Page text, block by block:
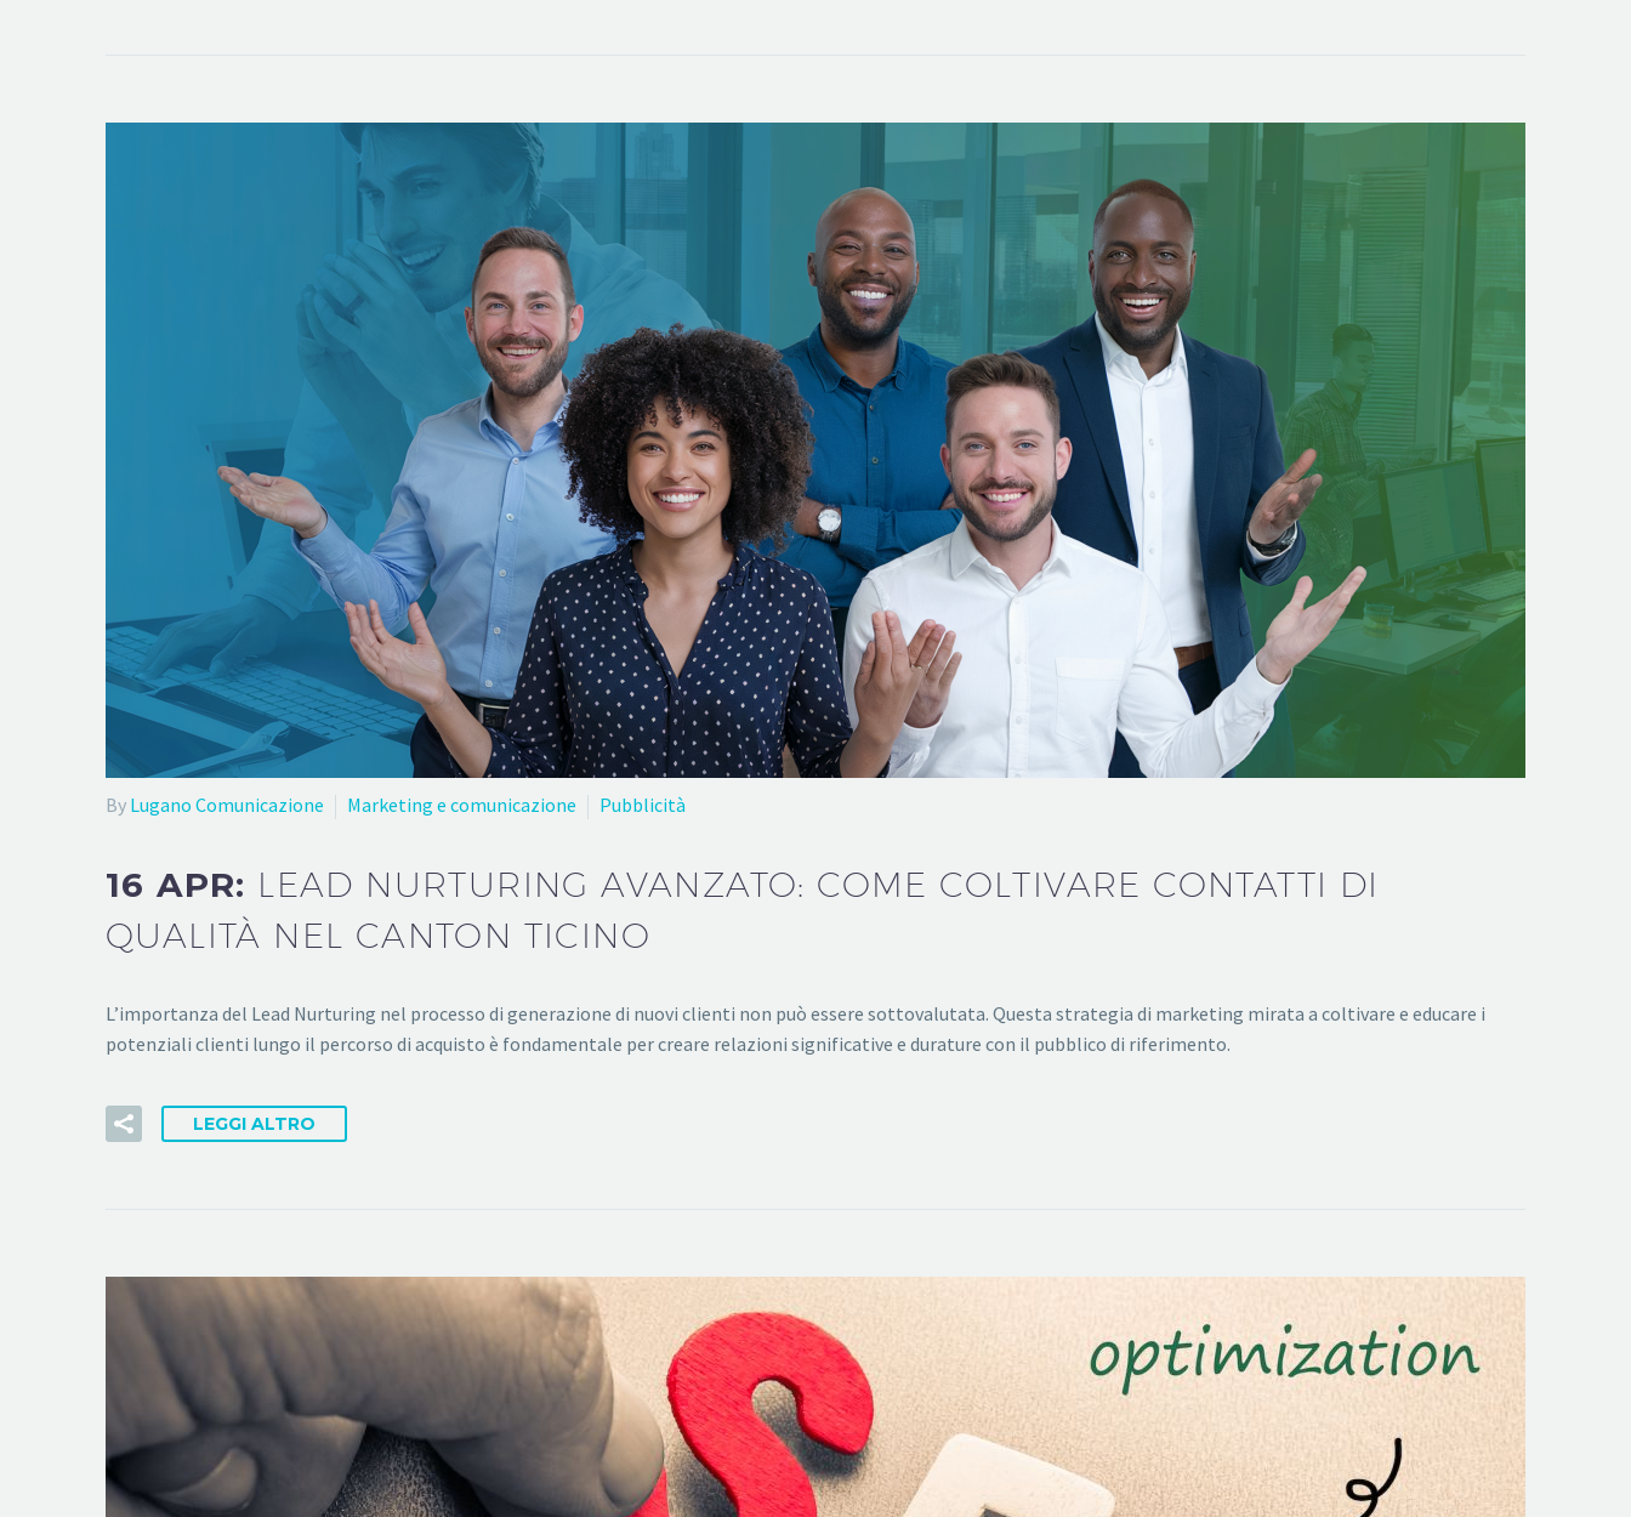
By Lugano Comunicazione Marketing e comunicazione Pubblicità
16 APR: LEAD NURTURING AVANZATO: COME COLTIVARE CONTATTI DI
QUALITÀ NEL CANTON TICINO
L’importanza del Lead Nurturing nel processo di generazione di nuovi clienti non può essere sottovalutata. Questa strategia di marketing mirata a coltivare e educare i
potenziali clienti lungo il percorso di acquisto è fondamentale per creare relazioni significative e durature con il pubblico di riferimento.
LEGGI ALTRO